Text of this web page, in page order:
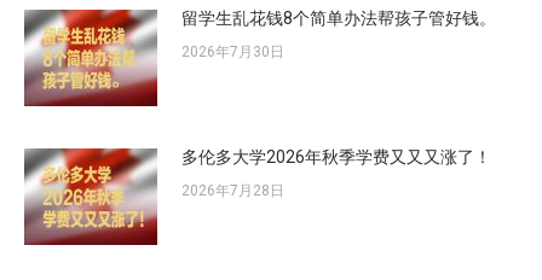
留学生乱花钱8个简单办法帮孩子管好钱。
2026年7月30日
多伦多大学2026年秋季学费又又又涨了！
2026年7月28日